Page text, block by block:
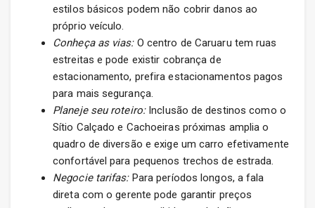
estilos básicos podem não cobrir danos ao
próprio veículo.
Conheça as vias:O centro de Caruaru tem ruas
estreitas e pode existir cobrança de
estacionamento, prefira estacionamentos pagos
para mais segurança.
Planeje seu roteiro:Inclusão de destinos como o
Sítio Calçado e Cachoeiras próximas amplia o
quadro de diversão e exige um carro efetivamente
confortável para pequenos trechos de estrada.
Negocie tarifas:Para períodos longos, a fala
direta com o gerente pode garantir preços